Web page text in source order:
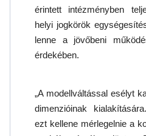
érintett intézményben
helyi jogkörök
lenne a jövőbeni
érdekében.
„A modellváltással esélyt
dimenzióinak
ezt kellene mérlegelnie a